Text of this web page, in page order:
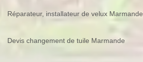
Réparateur, installateur de velux Marmande
Devis changement de tuile Marmande